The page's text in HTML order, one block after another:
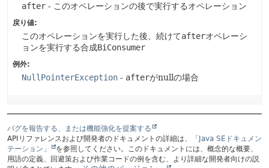
after - このオペレーションの後で実行するオペレーション
戻り値:
このオペレーションを実行した後、続けてafterオペレーシ
ョンを実行する合成BiConsumer
例外:
NullPointerException - afterがnullの場合
バグを報告する、または機能強化を提案する
APIリファレンスおよび開発者のドキュメントの詳細は、
「Java SEドキュメン
テーション」
を参照してください。このドキュメントには、概念的な概要、
用語の定義、回避策および作業コードの例を含む、より詳細な開発者向けの説